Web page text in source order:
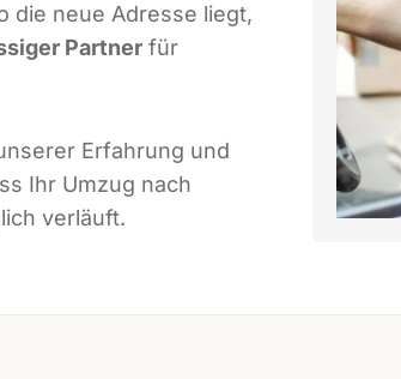
die neue Adresse liegt,
Partner für
Erfahrung und
Ihr Umzug nach
verläuft.